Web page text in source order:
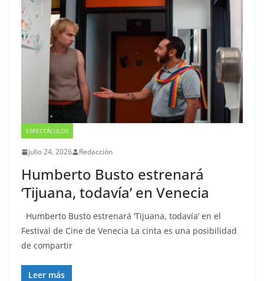
ESPECTÁCULOS
julio 24, 2026 Redacción
Humberto Busto estrenará
‘Tijuana, todavía’ en Venecia
Humberto Busto estrenará ‘Tijuana, todavía’ en el
Festival de Cine de Venecia La cinta es una posibilidad
de compartir
Leer más